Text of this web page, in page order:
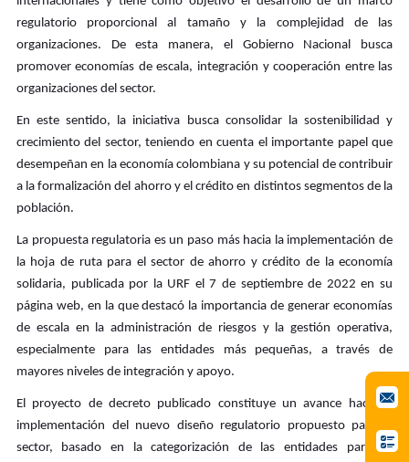
regulatorio proporcional al tamaño y la complejidad de las
organizaciones. De esta manera, el Gobierno Nacional busca
promover economías de escala, integración y cooperación entre las
organizaciones del sector.
En este sentido, la iniciativa busca consolidar la sostenibilidad y
crecimiento del sector, teniendo en cuenta el importante papel que
desempeñan en la economía colombiana y su potencial de contribuir
a la formalización del ahorro y el crédito en distintos segmentos de la
población.
La propuesta regulatoria es un paso más hacia la implementación de
la hoja de ruta para el sector de ahorro y crédito de la economía
solidaria, publicada por la URF el 7 de septiembre de 2022 en su
página web, en la que destacó la importancia de generar economías
de escala en la administración de riesgos y la gestión operativa,
especialmente para las entidades más pequeñas, a través de
mayores niveles de integración y apoyo.
El proyecto de decreto publicado constituye un avance hacia la
implementación del nuevo diseño regulatorio propuesto para el
sector, basado en la categorización de las entidades para su